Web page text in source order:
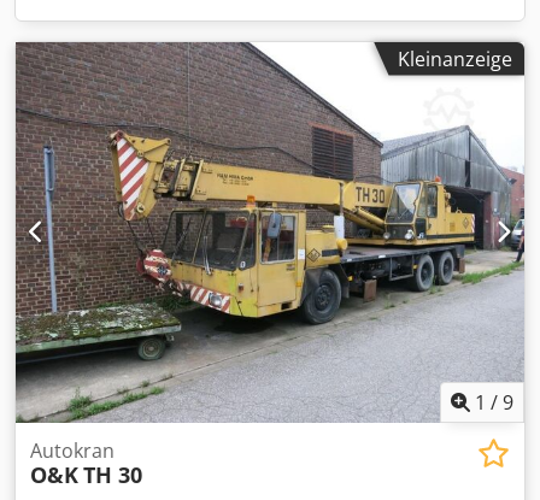
Kleinanzeige
1 /9
Autokran
O&KTH 30